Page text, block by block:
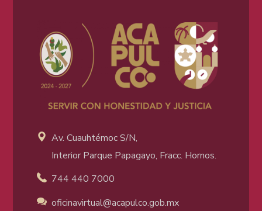
Av. Cuauhtémoc S/N,
Interior Parque Papagayo, Fracc. Hornos.
744 440 7000
oficinavirtual@acapulco.gob.mx